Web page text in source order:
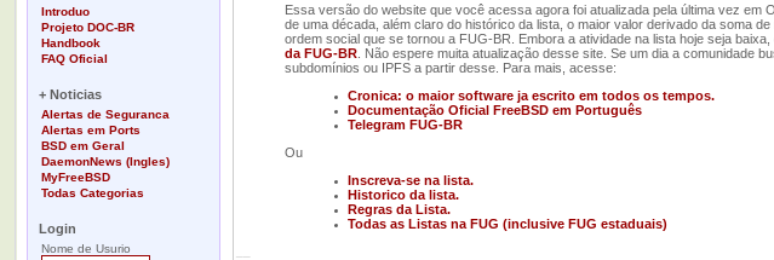
Introduo
Projeto DOC-BR
Handbook
FAQ Oficial
+ Noticias
Alertas de Seguranca
Alertas em Ports
BSD em Geral
DaemonNews (Ingles)
MyFreeBSD
Todas Categorias
Login
Nome de Usurio
Essa versão do website que você acessa agora foi atualizada pela última vez em
de uma década, além claro do histórico da lista, o maior valor derivado da soma
ordem social que se tornou a FUG-BR. Embora a atividade na lista hoje seja
da FUG-BR . Não espere muita atualização desse site. Se um dia a comunidade
subdomínios ou IPFS a partir desse. Para mais, acesse:
Cronica: o maior software ja escrito em todos os tempos.
Documentação Oficial FreeBSD em Português
Telegram FUG-BR
Ou
Inscreva-se na lista.
Historico da lista.
Regras da Lista.
Todas as Listas na FUG (inclusive FUG estaduais)